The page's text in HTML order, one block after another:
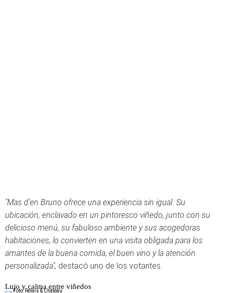
"Mas d'en Bruno ofrece una experiencia sin igual. Su
ubicación, enclavado en un pintoresco viñedo, junto con su
delicioso menú, su fabuloso ambiente y sus acogedoras
habitaciones, lo convierten en una visita obligada para los
amantes de la buena comida, el buen vino y la atención
personalizada", destacó uno de los votantes.
Lujo y calma entre viñedos